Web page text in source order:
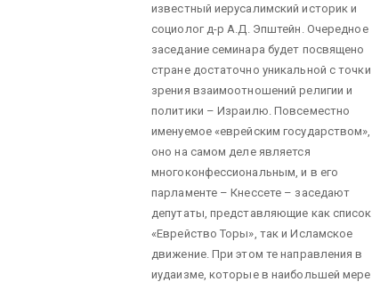
известный иерусалимский историк и
социолог д-р А.Д. Эпштейн. Очередное
заседание семинара будет посвящено
стране достаточно уникальной с точки
зрения взаимоотношений религии и
политики – Израилю. Повсеместно
именуемое «еврейским государством»,
оно на самом деле является
многоконфессиональным, и в его
парламенте – Кнессете – заседают
депутаты, представляющие как список
«Еврейство Торы», так и Исламское
движение. При этом те направления в
иудаизме, которые в наибольшей мере